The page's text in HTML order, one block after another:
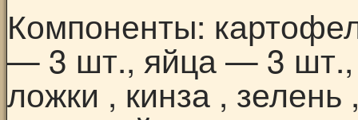
Компоненты:
— 3 шт., яйца — 3
ложки , кинза ,